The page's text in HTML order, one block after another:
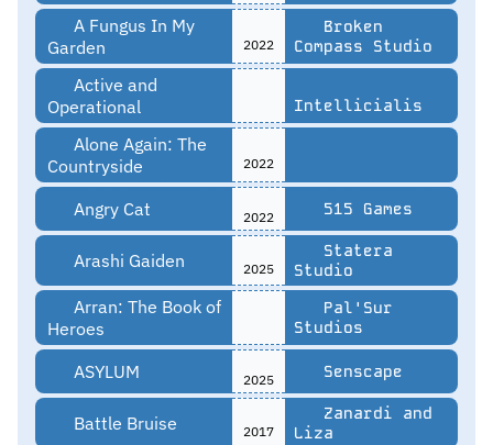
A Fungus In My
Garden
2022
Broken
Compass Studio
Active and
Operational
Intellicialis
Alone Again: The
Countryside
2022
Angry Cat 2022 515 Games
Arashi Gaiden 2025
Statera
Studio
Arran: The Book of
Heroes
Pal'Sur
Studios
ASYLUM 2025 Senscape
Battle Bruise 2017
Zanardi and
Liza